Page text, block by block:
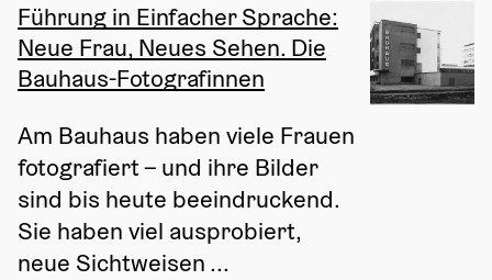
Führung in Einfacher Sprache:
Neue Frau, Neues Sehen. Die
Bauhaus-Fotografinnen
Am Bauhaus haben viele Frauen
fotografiert – und ihre Bilder
sind bis heute beeindruckend.
Sie haben viel ausprobiert,
neue Sichtweisen ...